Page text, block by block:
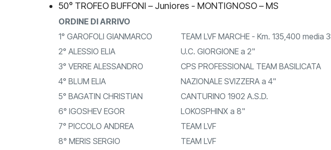
50° TROFEO BUFFONI – Juniores - MONTIGNOSO – MS
ORDINE DI ARRIVO
1° GAROFOLI GIANMARCO
TEAM LVF MARCHE - Km. 135,400 media
2° ALESSIO ELIA
U.C. GIORGIONE a 2"
3° VERRE ALESSANDRO
CPS PROFESSIONAL TEAM BASILICATA
4° BLUM ELIA
NAZIONALE SVIZZERA a 4"
5° BAGATIN CHRISTIAN
CANTURINO 1902 A.S.D.
6° IGOSHEV EGOR
LOKOSPHINX a 8"
7° PICCOLO ANDREA
TEAM LVF
8° MERIS SERGIO
TEAM LVF